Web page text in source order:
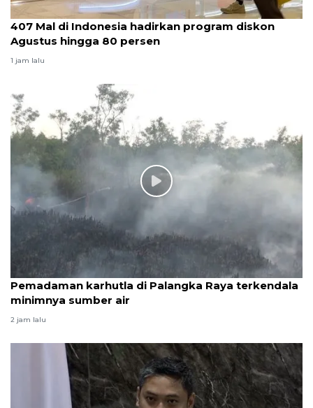
407 Mal di Indonesia hadirkan program diskon
Agustus hingga 80 persen
1 jam lalu
Pemadaman karhutla di Palangka Raya terkendala
minimnya sumber air
2 jam lalu